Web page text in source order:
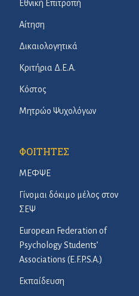
Εθνική Επιτροπή
Αίτηση
Δικαιολογητικά
Κριτήρια Δ.Ε.Α.
Κόστος
Μητρώο Ψυχολόγων
ΦΟΙΤΗΤΕΣ
ΜΕΦΨΕ
Γίνομαι δόκιμο μέλος στον
ΣΕΨ
European Federation of
Psychology Students’
Associations (E.F.P.S.A.)
Εκπαίδευση